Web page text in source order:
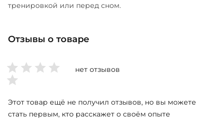
тренировкой или перед сном.
Отзывы о товаре
нет отзывов
Этот товар ещё не получил отзывов, но вы можете
стать первым, кто расскажет о своём опыте